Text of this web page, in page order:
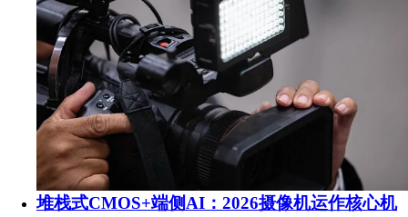
堆栈式CMOS+端侧AI：2026摄像机运作核心机